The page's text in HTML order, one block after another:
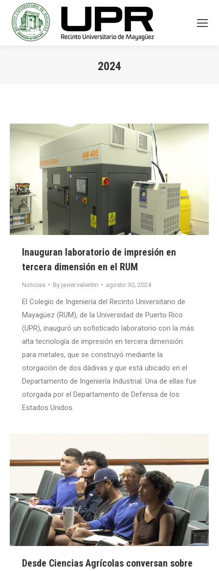
2024
Inauguran laboratorio de impresión en
tercera dimensión en el RUM
Noticias By javier.valentin agosto 30, 2024
El Colegio de Ingeniería del Recinto Universitario de
Mayagüez (RUM), de la Universidad de Puerto Rico
(UPR), inauguró un sofisticado laboratorio con la más
alta tecnología de impresión en tercera dimensión
para metales, que se construyó mediante la
otorgación de dos dádivas y que está ubicado en el
Departamento de Ingeniería Industrial. Una de ellas fue
otorgada por el Departamento de Defensa de los
Estados Unidos.
Desde Ciencias Agrícolas conversan sobre